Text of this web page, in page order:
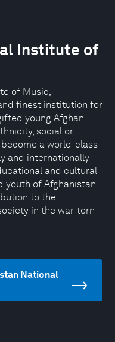
Institute of
of Music,
finest institution for
young Afghan
social or
a world-class
and internationally
and cultural
youth of Afghanistan
to the
in the war-torn
National